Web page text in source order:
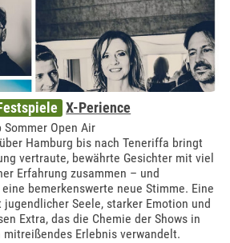
X-Perience
Sommer Open Air
Hamburg bis nach Teneriffa bringt
vertraute, bewährte Gesichter mit viel
Erfahrung zusammen – und
bemerkenswerte neue Stimme. Eine
Seele, starker Emotion und
Extra, das die Chemie der Shows in
Erlebnis verwandelt.